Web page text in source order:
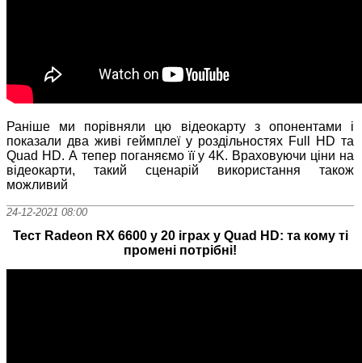
Раніше ми порівняли цю відеокарту з опонентами і
показали два живі геймплеї у роздільностях Full HD та
Quad HD. А тепер поганяємо її у 4K. Враховуючи ціни на
відеокарти, такий сценарій використання також
можливий
24-12-2021 08:00
Тест Radeon RX 6600 у 20 іграх у Quad HD: та кому ті
промені потрібні!